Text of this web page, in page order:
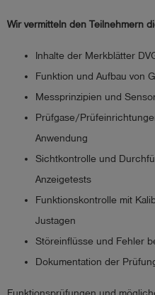
Wir vermitteln den Teilnehmern
Inhalte der Merkblätter
Funktion und Aufbau von
Messprinzipien und
Prüfgase/
Anwendung
Sichtkontrolle und
Anzeigetests
Funktionskontrolle mit
Justagen
Störeinflüsse und Fehler
Dokumentation der